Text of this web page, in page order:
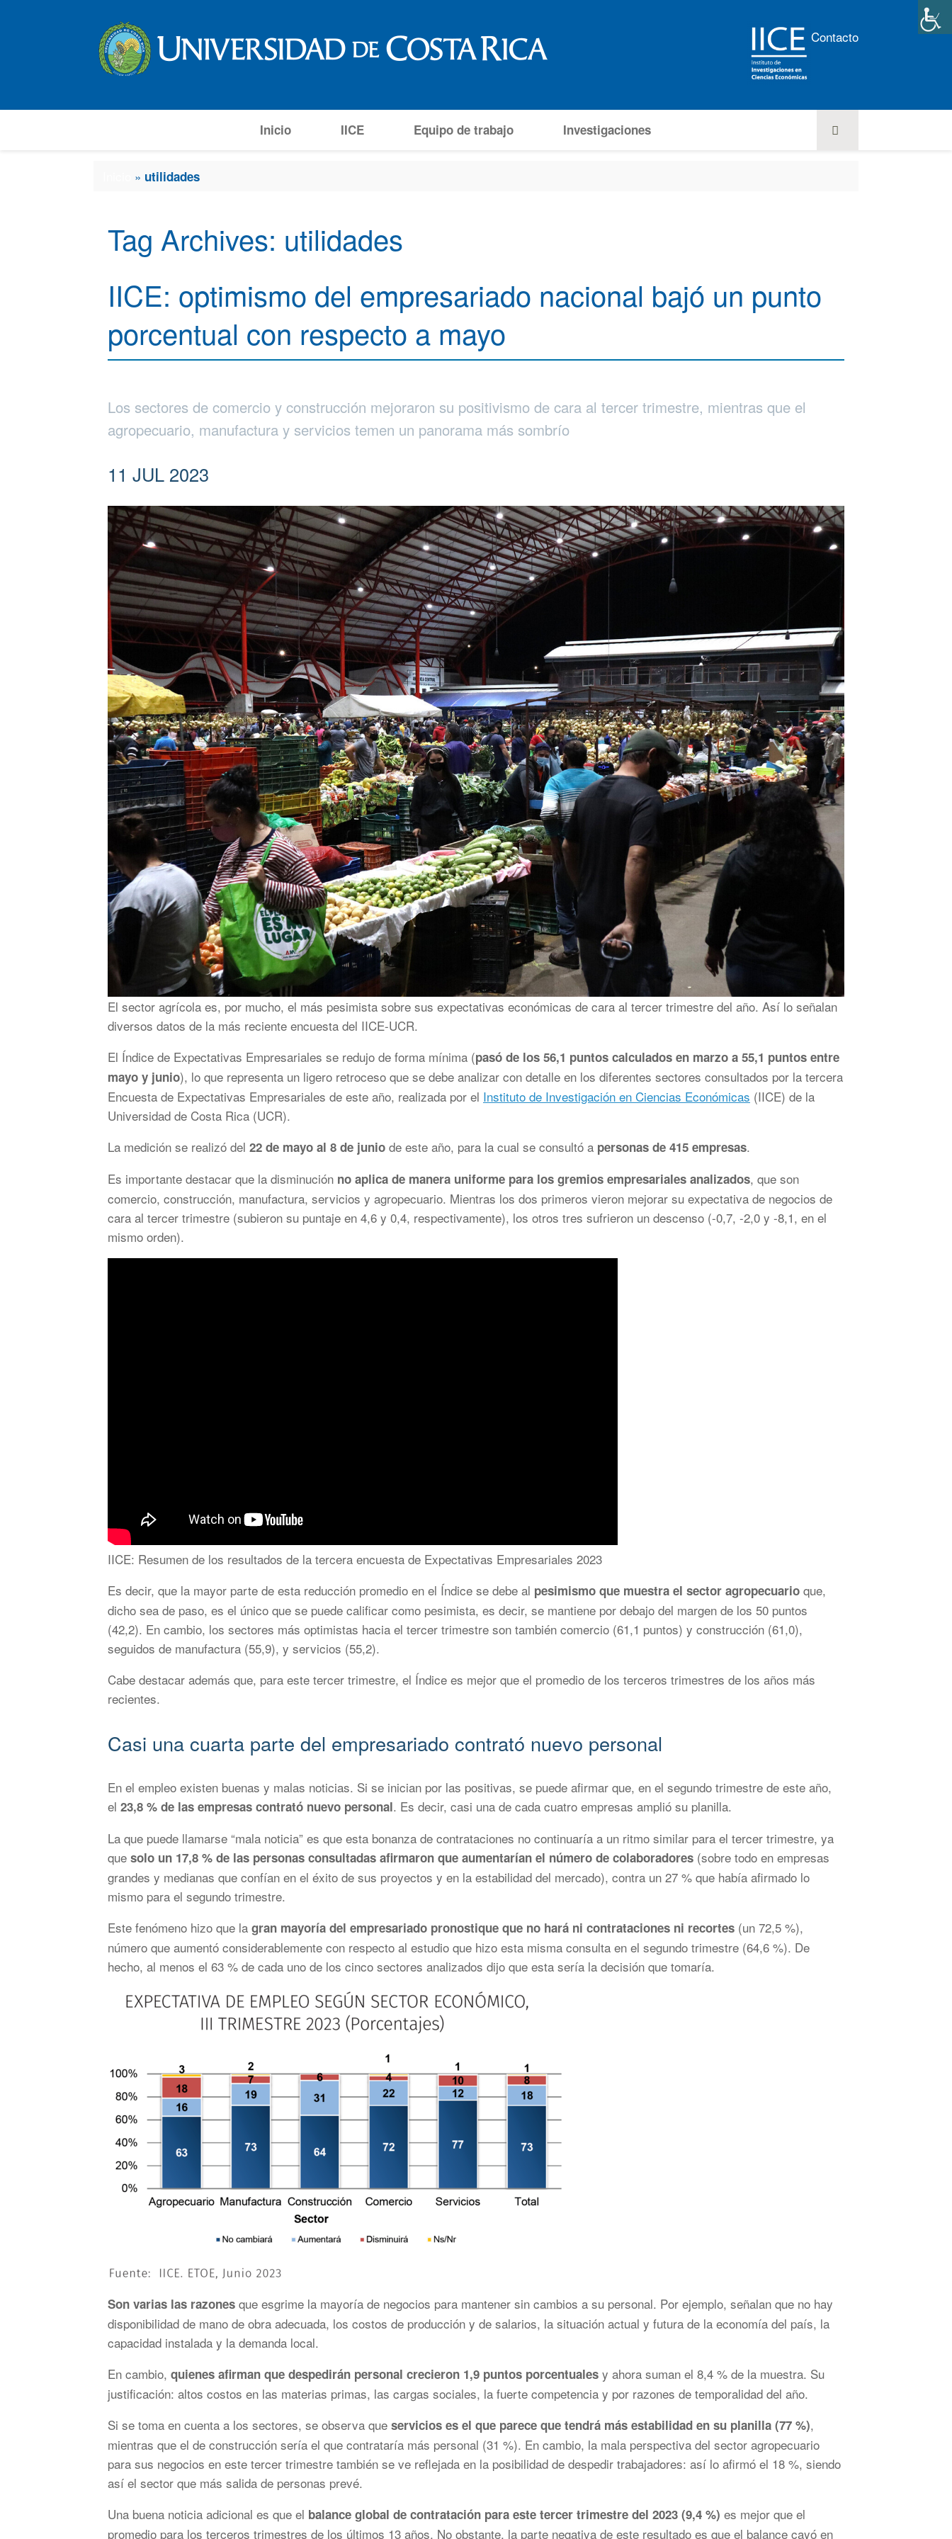
Contacto
Inicio IICE Equipo de trabajo Investigaciones
» utilidades
Tag Archives: utilidades
IICE: optimismo del empresariado nacional bajó un punto
porcentual con respecto a mayo
Los sectores de comercio y construcción mejoraron su positivismo de cara al tercer trimestre, mientras que el
agropecuario, manufactura y servicios temen un panorama más sombrío
11 JUL 2023
El sector agrícola es, por mucho, el más pesimista sobre sus expectativas económicas de cara al tercer trimestre del año. Así lo señalan
diversos datos de la más reciente encuesta del IICE-UCR.
El Índice de Expectativas Empresariales se redujo de forma mínima (pasó de los 56,1 puntos calculados en marzo a 55,1 puntos entre
mayo y junio), lo que representa un ligero retroceso que se debe analizar con detalle en los diferentes sectores consultados por la tercera
Encuesta de Expectativas Empresariales de este año, realizada por el Instituto de Investigación en Ciencias Económicas (IICE) de la
Universidad de Costa Rica (UCR).
La medición se realizó del 22 de mayo al 8 de junio de este año, para la cual se consultó a personas de 415 empresas.
Es importante destacar que la disminución no aplica de manera uniforme para los gremios empresariales analizados, que son
comercio, construcción, manufactura, servicios y agropecuario. Mientras los dos primeros vieron mejorar su expectativa de negocios de
cara al tercer trimestre (subieron su puntaje en 4,6 y 0,4, respectivamente), los otros tres sufrieron un descenso (-0,7, -2,0 y -8,1, en el
mismo orden).
IICE: Resumen de los resultados de la tercera encuesta de Expectativas Empresariales 2023
Es decir, que la mayor parte de esta reducción promedio en el Índice se debe al pesimismo que muestra el sector agropecuario que,
dicho sea de paso, es el único que se puede calificar como pesimista, es decir, se mantiene por debajo del margen de los 50 puntos
(42,2). En cambio, los sectores más optimistas hacia el tercer trimestre son también comercio (61,1 puntos) y construcción (61,0),
seguidos de manufactura (55,9), y servicios (55,2).
Cabe destacar además que, para este tercer trimestre, el Índice es mejor que el promedio de los terceros trimestres de los años más
recientes.
Casi una cuarta parte del empresariado contrató nuevo personal
En el empleo existen buenas y malas noticias. Si se inician por las positivas, se puede afirmar que, en el segundo trimestre de este año,
el 23,8 % de las empresas contrató nuevo personal. Es decir, casi una de cada cuatro empresas amplió su planilla.
La que puede llamarse “mala noticia” es que esta bonanza de contrataciones no continuaría a un ritmo similar para el tercer trimestre, ya
que solo un 17,8 % de las personas consultadas afirmaron que aumentarían el número de colaboradores (sobre todo en empresas
grandes y medianas que confían en el éxito de sus proyectos y en la estabilidad del mercado), contra un 27 % que había afirmado lo
mismo para el segundo trimestre.
Este fenómeno hizo que la gran mayoría del empresariado pronostique que no hará ni contrataciones ni recortes (un 72,5 %),
número que aumentó considerablemente con respecto al estudio que hizo esta misma consulta en el segundo trimestre (64,6 %). De
hecho, al menos el 63 % de cada uno de los cinco sectores analizados dijo que esta sería la decisión que tomaría.
Son varias las razones que esgrime la mayoría de negocios para mantener sin cambios a su personal. Por ejemplo, señalan que no hay
disponibilidad de mano de obra adecuada, los costos de producción y de salarios, la situación actual y futura de la economía del país, la
capacidad instalada y la demanda local.
En cambio, quienes afirman que despedirán personal crecieron 1,9 puntos porcentuales y ahora suman el 8,4 % de la muestra. Su
justificación: altos costos en las materias primas, las cargas sociales, la fuerte competencia y por razones de temporalidad del año.
Si se toma en cuenta a los sectores, se observa que servicios es el que parece que tendrá más estabilidad en su planilla (77 %),
mientras que el de construcción sería el que contrataría más personal (31 %). En cambio, la mala perspectiva del sector agropecuario
para sus negocios en este tercer trimestre también se ve reflejada en la posibilidad de despedir trabajadores: así lo afirmó el 18 %, siendo
así el sector que más salida de personas prevé.
Una buena noticia adicional es que el balance global de contratación para este tercer trimestre del 2023 (9,4 %) es mejor que el
promedio para los terceros trimestres de los últimos 13 años. No obstante, la parte negativa de este resultado es que el balance cayó en